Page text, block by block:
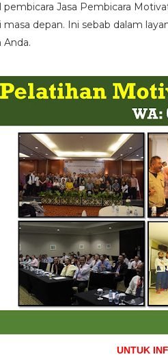
pembicara Jasa Pembicara
masa depan. Ini sebab dalam
Anda.
UNTUK